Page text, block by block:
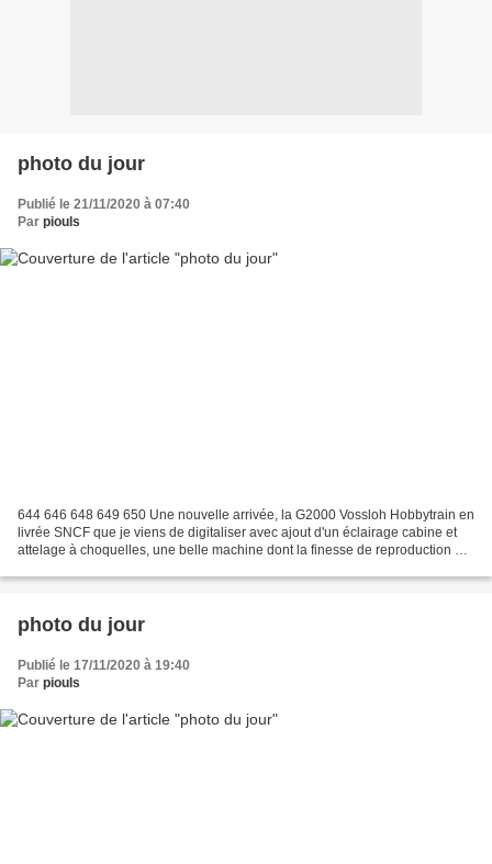
photo du jour
Publié le 21/11/2020 à 07:40
Par piouls
644 646 648 649 650 Une nouvelle arrivée, la G2000 Vossloh Hobbytrain en
livrée SNCF que je viens de digitaliser avec ajout d'un éclairage cabine et
attelage à choquelles, une belle machine dont la finesse de reproduction et
photo du jour
Publié le 17/11/2020 à 19:40
Par piouls